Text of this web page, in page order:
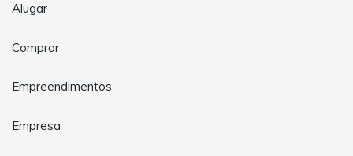
Alugar
Comprar
Empreendimentos
Empresa